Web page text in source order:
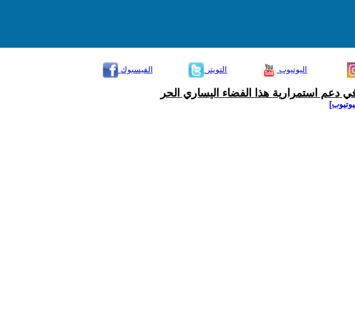
الفيسبوك
التويتر اليوتيوب
دعم استمرارية هذا الفضاء اليساري الحر